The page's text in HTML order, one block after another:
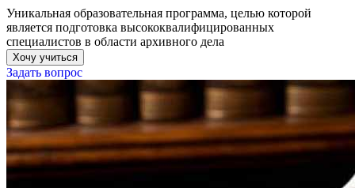
Уникальная образовательная программа, целью которой
является подготовка высококвалифицированных
специалистов в области архивного дела
Хочу учиться
Задать вопрос